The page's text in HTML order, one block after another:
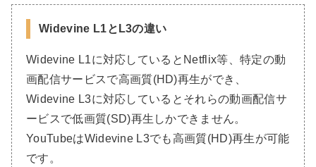
Widevine L1とL3の違い
Widevine L1に対応しているとNetflix等、特定の動
画配信サービスで高画質(HD)再生ができ、
Widevine L3に対応しているとそれらの動画配信サ
ービスで低画質(SD)再生しかできません。
YouTubeはWidevine L3でも高画質(HD)再生が可能
です。